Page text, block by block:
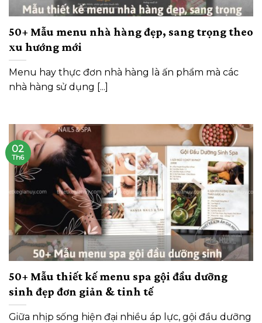
50+ Mẫu menu nhà hàng đẹp, sang trọng theo
xu hướng mới
Menu hay thực đơn nhà hàng là ấn phẩm mà các
nhà hàng sử dụng [...]
50+ Mẫu thiết kế menu spa gội đầu dưỡng
sinh đẹp đơn giản & tinh tế
Giữa nhịp sống hiện đại nhiều áp lực, gội đầu dưỡng
02
Th6